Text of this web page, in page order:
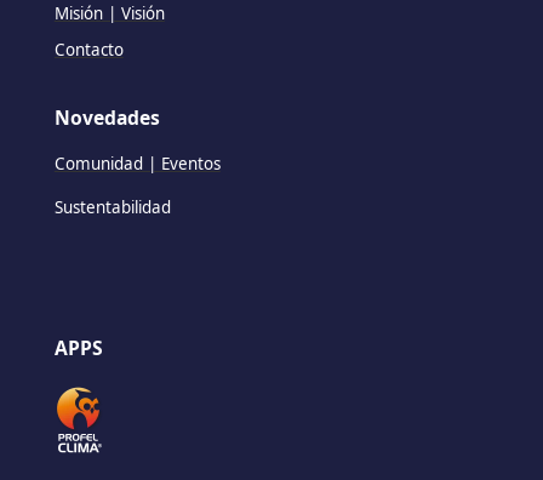
Misión | Visión
Contacto
Novedades
Comunidad | Eventos
Sustentabilidad
APPS